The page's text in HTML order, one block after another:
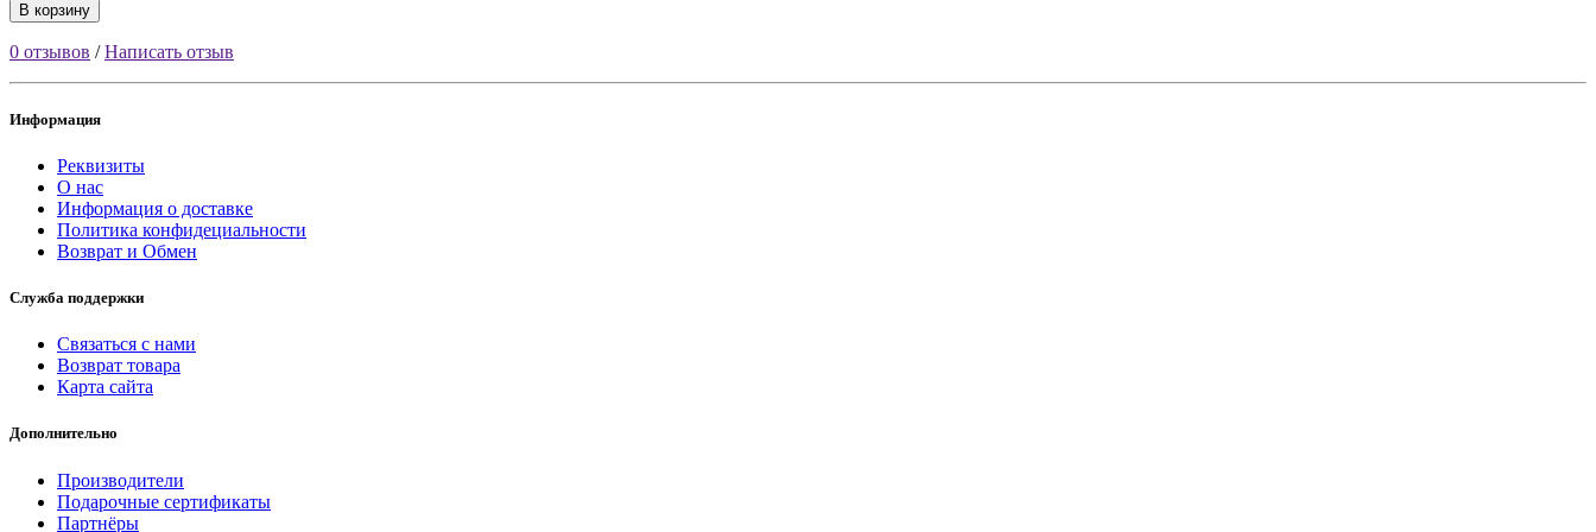
В корзину
0 отзывов /Написать отзыв
Информация
Реквизиты
О нас
Информация о доставке
Политика конфидециальности
Возврат и Обмен
Служба поддержки
Связаться с нами
Возврат товара
Карта сайта
Дополнительно
Производители
Подарочные сертификаты
Партнёры